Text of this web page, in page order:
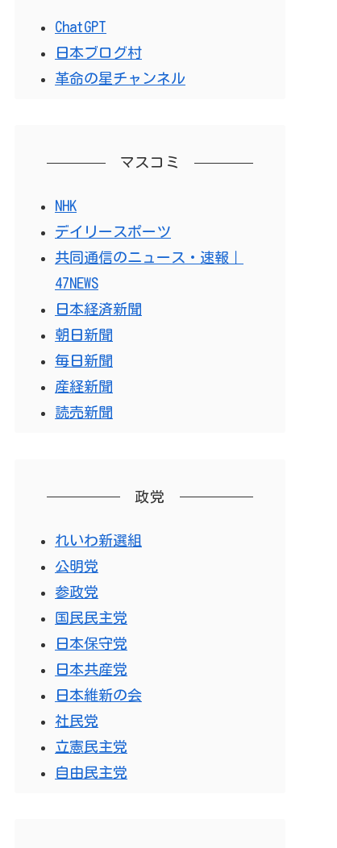
ChatGPT
日本ブログ村
革命の星チャンネル
マスコミ
NHK
デイリースポーツ
共同通信のニュース・速報｜
47NEWS
日本経済新聞
朝日新聞
毎日新聞
産経新聞
読売新聞
政党
れいわ新選組
公明党
参政党
国民民主党
日本保守党
日本共産党
日本維新の会
社民党
立憲民主党
自由民主党